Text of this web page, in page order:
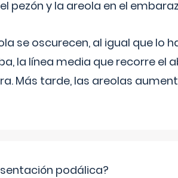
pezón y la areola en el
se oscurecen, al igual que lo
la línea media que recorre el
Más tarde, las areolas
podálica?